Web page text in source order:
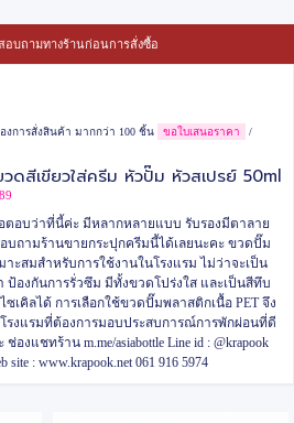
อบถามทางร้านก่อนการสั่งซื้อ
การสั่งสินค้า มากกว่า 100 ชิ้น ขอใบเสนอราคา
/
ดสีเขียวใส่ครีม หัวปั๊ม หัวสเปรย์ 50ml
อบว่าที่นี้ค่ะ มีหลากหลายแบบ รับรองมีตาลาย
บถามร้านขายกระปุกครีมนี้ได้เลยนะคะ ขวดปั๊ม
ะสมสำหรับการใช้งานในโรงแรม ไม่ว่าจะเป็น
องกันการรั่วซึม มีทั้งขวดโปร่งใส และเป็นสีทึบ
เคิลได้ การเลือกใช้ขวดปั๊มพลาสติกเนื้อ PET จึง
รงแรมที่ต้องการมอบประสบการณ์การพักผ่อนที่ดี
ช่องแชทร้าน m.me/asiabottle Line id : @krapook
site : www.krapook.net061 916 5974